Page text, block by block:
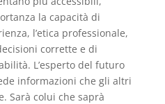
la capacità di
l’etica professionale,
corrette e di
L’esperto del futuro
informazioni che gli altri
Sarà colui che saprà